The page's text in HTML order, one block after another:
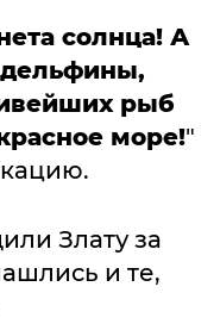
солнца! А
рыб
море!"
Злату за
и те,